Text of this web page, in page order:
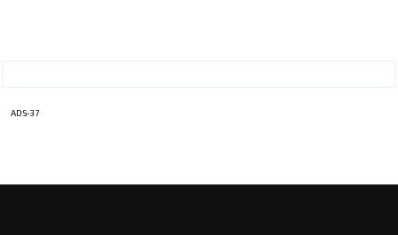
ADS-37